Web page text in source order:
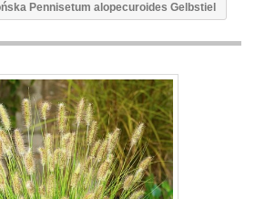
Pennisetum alopecuroides Gelbstiel